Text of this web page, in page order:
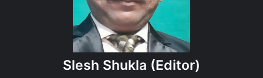
Slesh Shukla (Editor)